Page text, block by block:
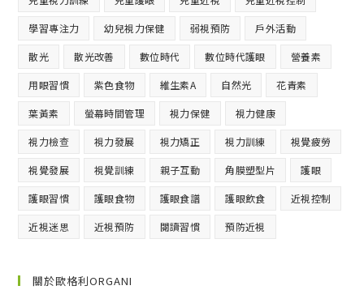
學習專注力 幼兒視力保健 弱視預防 戶外活動
散光 散光改善 數位時代 數位時代護眼 營養素
用眼習慣 紫色食物 維生素A 自然光 花青素
葉黃素 螢幕時間管理 視力保健 視力健康
視力檢查 視力發展 視力矯正 視力訓練 視覺疲勞
視覺發展 視覺訓練 親子互動 角膜塑型片 護眼
護眼習慣 護眼食物 護眼食譜 護眼飲食 近視控制
近視迷思 近視預防 閱讀習慣 預防近視
關於歐格利ORGANI